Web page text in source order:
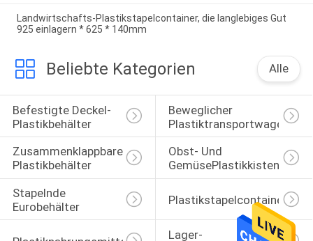
Landwirtschafts-Plastikstapelcontainer, die langlebiges Gut
925 einlagern * 625 * 140mm
Beliebte Kategorien Alle
Befestigte Deckel-
Plastikbehälter
Beweglicher
Plastiktransportwagen
Zusammenklappbare
Plastikbehälter
Obst- Und
GemüsePlastikkisten
Stapelnde
Eurobehälter
Plastikstapelcontainer
Lager-